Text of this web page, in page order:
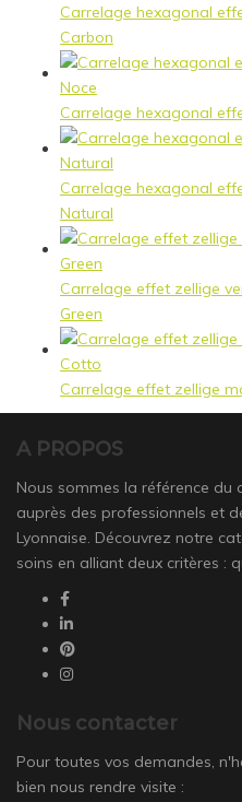
Carrelage hexagonal
Carbon
Carrelage hexagonal
Carrelage hexagonal
Natural
Carrelage effet zellige
Green
Carrelage effet zellige
A PROPOS
Nous sommes la référence du
auprès des professionnels et
Lyonnaise. Découvrez notre
soins en alliant deux critères :
Nous contacter
Pour toutes vos demandes,
bien nous rendre visite :